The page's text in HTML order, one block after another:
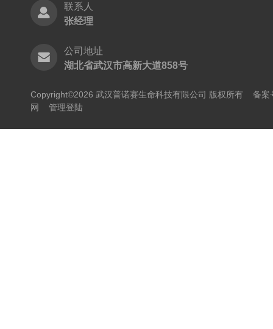
联系人
张经理
公司地址
湖北省武汉市高新大道858号
Copyright©2026 武汉普诺赛生命科技有限公司 版权所有 备案
网
管理登陆